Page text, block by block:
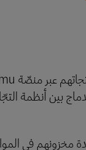
مخزونهم في